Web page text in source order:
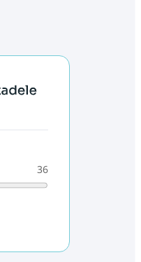
36